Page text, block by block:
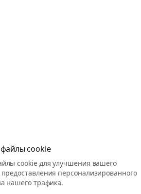
cookie
cookie для улучшения вашего
персонализированного
нашего трафика.